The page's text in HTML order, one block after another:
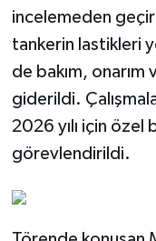
incelemeden
tankerin lastikleri
de bakım, onarım
giderildi.
2026 yılı için özel
görevlendirildi.